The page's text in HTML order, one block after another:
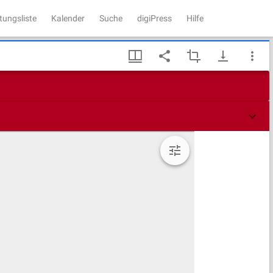
Kalender Suche digiPress Hilfe